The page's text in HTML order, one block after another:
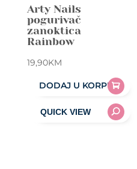
Arty Nails
pogurivač
zanoktica
Rainbow
19,90KM
DODAJ U KORPU